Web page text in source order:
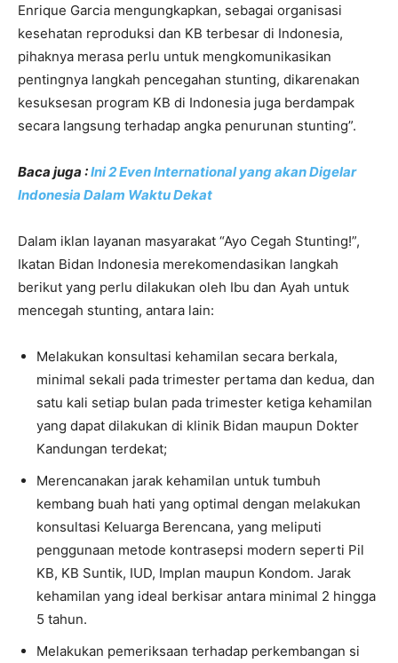
Enrique Garcia mengungkapkan, sebagai organisasi
kesehatan reproduksi dan KB terbesar di Indonesia,
pihaknya merasa perlu untuk mengkomunikasikan
pentingnya langkah pencegahan stunting, dikarenakan
kesuksesan program KB di Indonesia juga berdampak
secara langsung terhadap angka penurunan stunting”.
Baca juga :Ini 2 Even International yang akan Digelar
Indonesia Dalam Waktu Dekat
Dalam iklan layanan masyarakat “Ayo Cegah Stunting!”,
Ikatan Bidan Indonesia merekomendasikan langkah
berikut yang perlu dilakukan oleh Ibu dan Ayah untuk
mencegah stunting, antara lain:
Melakukan konsultasi kehamilan secara berkala,
minimal sekali pada trimester pertama dan kedua, dan
satu kali setiap bulan pada trimester ketiga kehamilan
yang dapat dilakukan di klinik Bidan maupun Dokter
Kandungan terdekat;
Merencanakan jarak kehamilan untuk tumbuh
kembang buah hati yang optimal dengan melakukan
konsultasi Keluarga Berencana, yang meliputi
penggunaan metode kontrasepsi modern seperti Pil
KB, KB Suntik, IUD, Implan maupun Kondom. Jarak
kehamilan yang ideal berkisar antara minimal 2 hingga
5 tahun.
Melakukan pemeriksaan terhadap perkembangan si